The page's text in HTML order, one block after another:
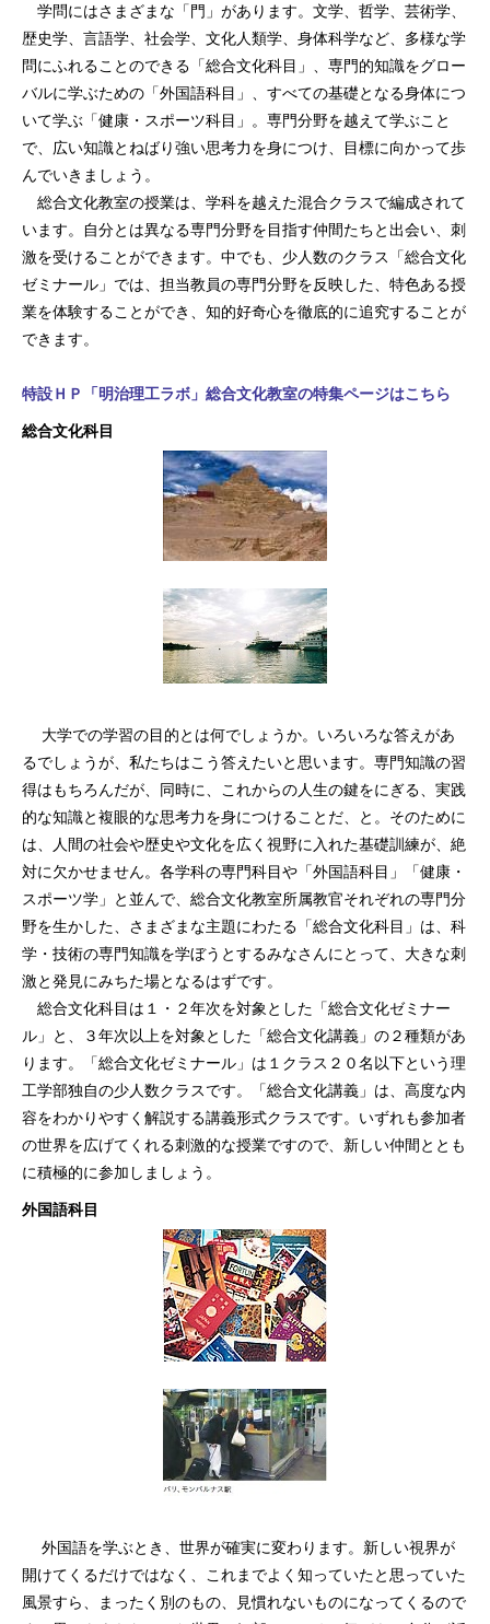
学問にはさまざまな「門」があります。文学、哲学、芸術学、
歴史学、言語学、社会学、文化人類学、身体科学など、多様な学
問にふれることのできる「総合文化科目」、専門的知識をグロー
バルに学ぶための「外国語科目」、すべての基礎となる身体につ
いて学ぶ「健康・スポーツ科目」。専門分野を越えて学ぶこと
で、広い知識とねばり強い思考力を身につけ、目標に向かって歩
んでいきましょう。
総合文化教室の授業は、学科を越えた混合クラスで編成されて
います。自分とは異なる専門分野を目指す仲間たちと出会い、刺
激を受けることができます。中でも、少人数のクラス「総合文化
ゼミナール」では、担当教員の専門分野を反映した、特色ある授
業を体験することができ、知的好奇心を徹底的に追究することが
できます。
特設ＨＰ「明治理工ラボ」総合文化教室の特集ページはこちら
総合文化科目
大学での学習の目的とは何でしょうか。いろいろな答えがあ
るでしょうが、私たちはこう答えたいと思います。専門知識の習
得はもちろんだが、同時に、これからの人生の鍵をにぎる、実践
的な知識と複眼的な思考力を身につけることだ、と。そのために
は、人間の社会や歴史や文化を広く視野に入れた基礎訓練が、絶
対に欠かせません。各学科の専門科目や「外国語科目」「健康・
スポーツ学」と並んで、総合文化教室所属教官それぞれの専門分
野を生かした、さまざまな主題にわたる「総合文化科目」は、科
学・技術の専門知識を学ぼうとするみなさんにとって、大きな刺
激と発見にみちた場となるはずです。
総合文化科目は１・２年次を対象とした「総合文化ゼミナー
ル」と、３年次以上を対象とした「総合文化講義」の２種類があ
ります。「総合文化ゼミナール」は１クラス２０名以下という理
工学部独自の少人数クラスです。「総合文化講義」は、高度な内
容をわかりやすく解説する講義形式クラスです。いずれも参加者
の世界を広げてくれる刺激的な授業ですので、新しい仲間ととも
に積極的に参加しましょう。
外国語科目
外国語を学ぶとき、世界が確実に変わります。新しい視界が
開けてくるだけではなく、これまでよく知っていたと思っていた
風景すら、まったく別のもの、見慣れないものになってくるので